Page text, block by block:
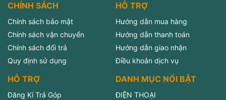
CHÍNH SÁCH
Chính sách bảo mật
Chính sách vận chuyển
Chính sách đổi trả
Quy định sử dụng
HỖ TRỢ
Hướng dẫn mua hàng
Hướng dẫn thanh toán
Hướng dẫn giao nhận
Điều khoản dịch vụ
HỖ TRỢ
Đăng Kí Trả Góp
DANH MỤC NỔI BẬT
ĐIỆN THOẠI